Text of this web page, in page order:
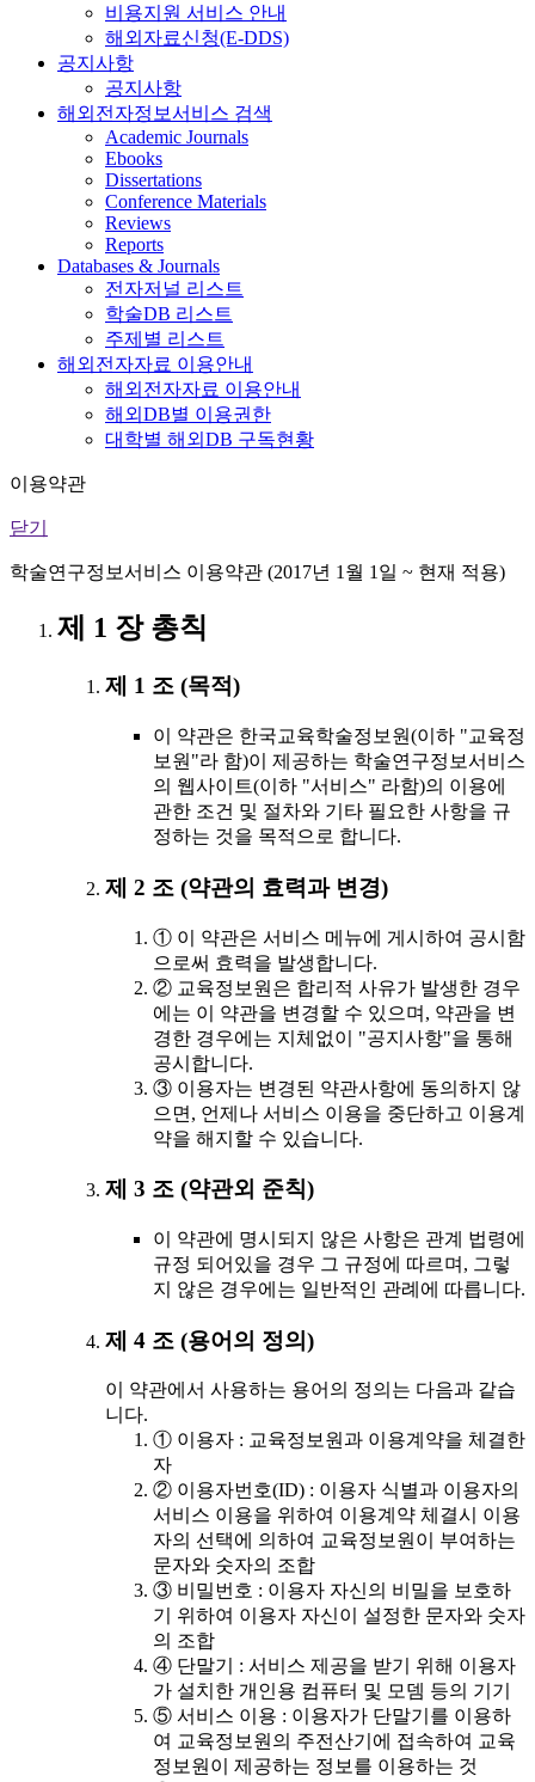
비용지원 서비스 안내
해외자료신청(E-DDS)
공지사항
공지사항
해외전자정보서비스 검색
Academic Journals
Ebooks
Dissertations
Conference Materials
Reviews
Reports
Databases & Journals
전자저널 리스트
학술DB 리스트
주제별 리스트
해외전자자료 이용안내
해외전자자료 이용안내
해외DB별 이용권한
대학별 해외DB 구독현황
이용약관
닫기
학술연구정보서비스 이용약관 (2017년 1월 1일 ~ 현재 적용)
제 1 장 총칙
제 1 조 (목적)
이 약관은 한국교육학술정보원(이하 "교육정
보원"라 함)이 제공하는 학술연구정보서비스
의 웹사이트(이하 "서비스" 라함)의 이용에
관한 조건 및 절차와 기타 필요한 사항을 규
정하는 것을 목적으로 합니다.
제 2 조 (약관의 효력과 변경)
① 이 약관은 서비스 메뉴에 게시하여 공시함
으로써 효력을 발생합니다.
② 교육정보원은 합리적 사유가 발생한 경우
에는 이 약관을 변경할 수 있으며, 약관을 변
경한 경우에는 지체없이 "공지사항"을 통해
공시합니다.
③ 이용자는 변경된 약관사항에 동의하지 않
으면, 언제나 서비스 이용을 중단하고 이용계
약을 해지할 수 있습니다.
제 3 조 (약관외 준칙)
이 약관에 명시되지 않은 사항은 관계 법령에
규정 되어있을 경우 그 규정에 따르며, 그렇
지 않은 경우에는 일반적인 관례에 따릅니다.
제 4 조 (용어의 정의)
이 약관에서 사용하는 용어의 정의는 다음과 같습
니다.
① 이용자 : 교육정보원과 이용계약을 체결한
자
② 이용자번호(ID) : 이용자 식별과 이용자의
서비스 이용을 위하여 이용계약 체결시 이용
자의 선택에 의하여 교육정보원이 부여하는
문자와 숫자의 조합
③ 비밀번호 : 이용자 자신의 비밀을 보호하
기 위하여 이용자 자신이 설정한 문자와 숫자
의 조합
④ 단말기 : 서비스 제공을 받기 위해 이용자
가 설치한 개인용 컴퓨터 및 모뎀 등의 기기
⑤ 서비스 이용 : 이용자가 단말기를 이용하
여 교육정보원의 주전산기에 접속하여 교육
정보원이 제공하는 정보를 이용하는 것